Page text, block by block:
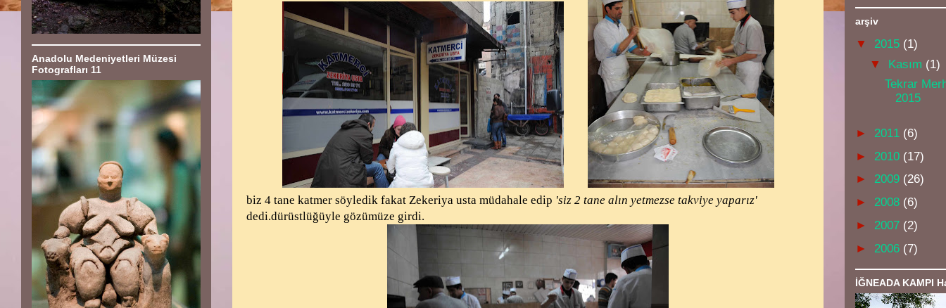
biz 4 tane katmer söyledik fakat Zekeriya usta müdahale edip 'siz 2 tane alın yetmezse takviye yaparız'
dedi.dürüstlüğüyle gözümüze girdi.
Anadolu Medeniyetleri Müzesi
Fotografları 11
arşiv
▼ 2015 (1)
▼ Kasım (1)
Tekrar
2015
► 2011 (6)
► 2010 (17)
► 2009 (26)
► 2008 (6)
► 2007 (2)
► 2006 (7)
İĞNEADA KAMPI